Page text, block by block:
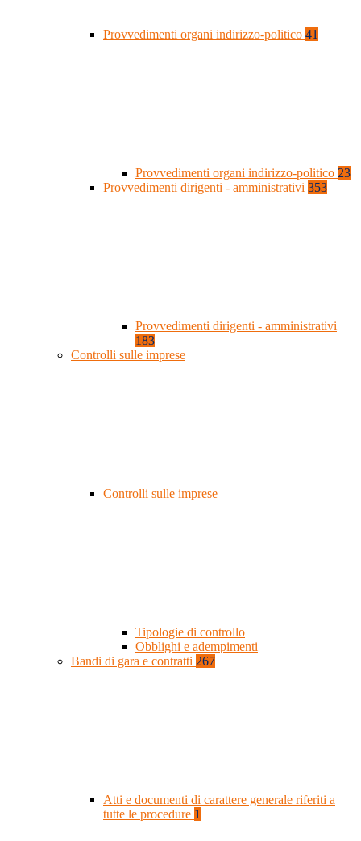
Provvedimenti organi indirizzo-politico 41
Provvedimenti organi indirizzo-politico 23
Provvedimenti dirigenti - amministrativi 353
Provvedimenti dirigenti - amministrativi
183
Controlli sulle imprese
Controlli sulle imprese
Tipologie di controllo
Obblighi e adempimenti
Bandi di gara e contratti 267
Atti e documenti di carattere generale riferiti a
tutte le procedure 1